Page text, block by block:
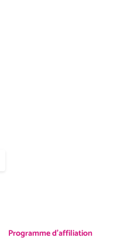
Programme d'affiliation